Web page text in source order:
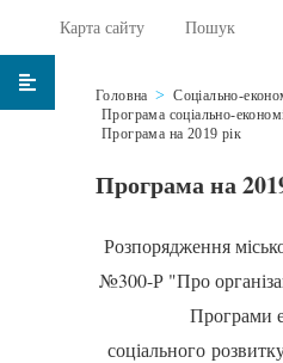
Карта сайту Пошук
Головна
Соціально-
Програма соціально-
Програма на 2019 рік
Програма на
Розпорядження
№300-Р "Про
Програми
соціального